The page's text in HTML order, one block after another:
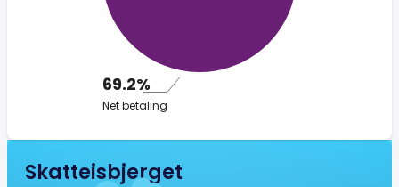
69.2%
Net betaling
Skatteisbjerget